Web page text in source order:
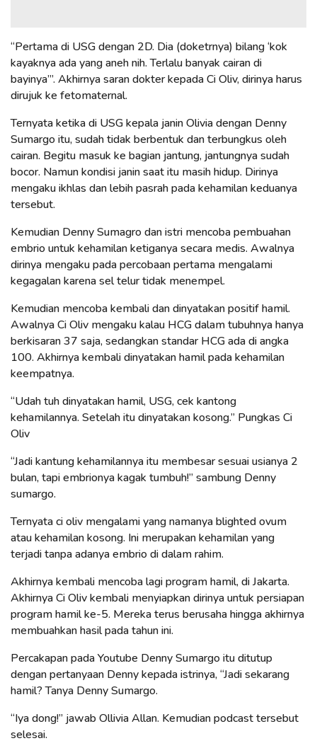
“Pertama di USG dengan 2D. Dia (doketrnya) bilang ‘kok
kayaknya ada yang aneh nih. Terlalu banyak cairan di
bayinya’”. Akhirnya saran dokter kepada Ci Oliv, dirinya harus
dirujuk ke fetomaternal.
Ternyata ketika di USG kepala janin Olivia dengan Denny
Sumargo itu, sudah tidak berbentuk dan terbungkus oleh
cairan. Begitu masuk ke bagian jantung, jantungnya sudah
bocor. Namun kondisi janin saat itu masih hidup. Dirinya
mengaku ikhlas dan lebih pasrah pada kehamilan keduanya
tersebut.
Kemudian Denny Sumagro dan istri mencoba pembuahan
embrio untuk kehamilan ketiganya secara medis. Awalnya
dirinya mengaku pada percobaan pertama mengalami
kegagalan karena sel telur tidak menempel.
Kemudian mencoba kembali dan dinyatakan positif hamil.
Awalnya Ci Oliv mengaku kalau HCG dalam tubuhnya hanya
berkisaran 37 saja, sedangkan standar HCG ada di angka
100. Akhirnya kembali dinyatakan hamil pada kehamilan
keempatnya.
“Udah tuh dinyatakan hamil, USG, cek kantong
kehamilannya. Setelah itu dinyatakan kosong.” Pungkas Ci
Oliv
“Jadi kantung kehamilannya itu membesar sesuai usianya 2
bulan, tapi embrionya kagak tumbuh!” sambung Denny
sumargo.
Ternyata ci oliv mengalami yang namanya blighted ovum
atau kehamilan kosong. Ini merupakan kehamilan yang
terjadi tanpa adanya embrio di dalam rahim.
Akhirnya kembali mencoba lagi program hamil, di Jakarta.
Akhirnya Ci Oliv kembali menyiapkan dirinya untuk persiapan
program hamil ke-5. Mereka terus berusaha hingga akhirnya
membuahkan hasil pada tahun ini.
Percakapan pada Youtube Denny Sumargo itu ditutup
dengan pertanyaan Denny kepada istrinya, “Jadi sekarang
hamil? Tanya Denny Sumargo.
“Iya dong!” jawab Ollivia Allan. Kemudian podcast tersebut
selesai.